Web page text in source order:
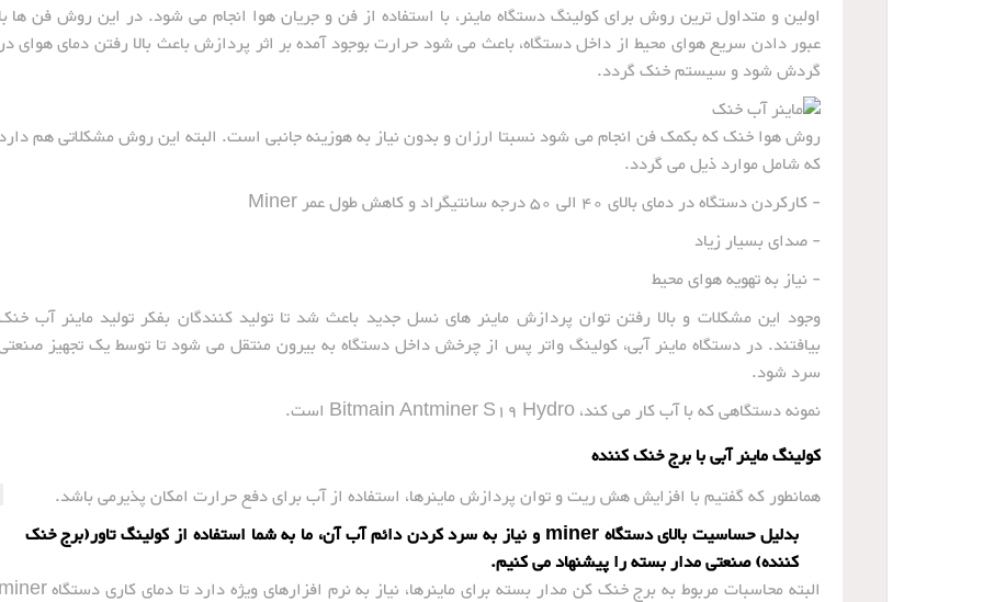
اولین و متداول ترین روش برای کولینگ دستگاه ماینر، با استفاده از فن و جریان هوا انجام می شود. در این روش فن ها با
عبور دادن سریع هوای محیط از داخل دستگاه، باعث می شود حرارت بوجود آمده بر اثر پردازش باعث بالا رفتن دمای هوای
گردش شود و سیستم خنک گردد.
روش هوا خنک که بکمک فن انجام می شود نسبتا ارزان و بدون نیاز به هوزینه جانبی است. البته این روش مشکلاتی هم دارد
که شامل موارد ذیل می گردد.
- کارکردن دستگاه در دمای بالای 40 الی 50 درجه سانتیگراد و کاهش طول عمر Miner
- صدای بسیار زیاد
- نیاز به تهویه هوای محیط
وجود این مشکلات و بالا رفتن توان پردازش ماینر های نسل جدید باعث شد تا تولید کنندگان بفکر تولید ماینر آب
بیافتند. در دستگاه ماینر آبی، کولینگ واتر پس از چرخش داخل دستگاه به بیرون منتقل می شود تا توسط یک تجهیز
سرد شود.
نمونه دستگاهی که با آب کار می کند، Bitmain Antminer S19 Hydro است.
کولینگ ماینر آبی با برج خنک کننده
همانطور که گفتیم با افزایش هش ریت و توان پردازش ماینرها، استفاده از آب برای دفع حرارت امکان پذیرمی باشد.
بدلیل حساسیت بالای دستگاه miner و نیاز به سرد کردن دائم آب آن، ما به شما استفاده از کولینگ تاور(برج خنک
کننده) صنعتی مدار بسته را پیشنهاد می کنیم.
البته محاسبات مربوط به برج خنک کن مدار بسته برای ماینرها، نیاز به نرم افزارهای ویژه دارد تا دمای کاری دستگاه miner